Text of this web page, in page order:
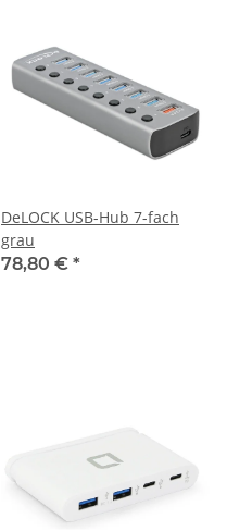
DeLOCK USB-Hub 7-fach
grau
78,80 € *